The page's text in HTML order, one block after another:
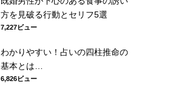
方を見破る行動とセリフ5選
7,227ビュー
わかりやすい！占いの四柱推命の
基本とは…
6,826ビュー